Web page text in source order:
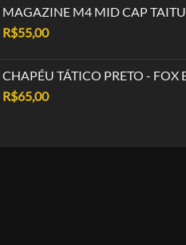
MAGAZINE M4 MID CAP
R$55,00
CHAPÉU TÁTICO PRETO - FOX
R$65,00